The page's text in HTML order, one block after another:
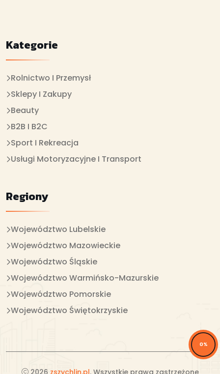
0%
Kategorie
Rolnictwo I Przemysł
Sklepy I Zakupy
Beauty
B2B I B2C
Sport I Rekreacja
Usługi Motoryzacyjne I Transport
Regiony
Województwo Lubelskie
Województwo Mazowieckie
Województwo Śląskie
Województwo Warmińsko-Mazurskie
Województwo Pomorskie
Województwo Świętokrzyskie